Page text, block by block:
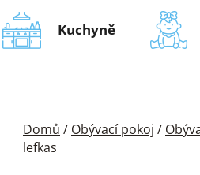
Kuchyně
Domů / Obývací pokoj /
lefkas